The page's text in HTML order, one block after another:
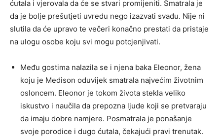
ćutala i vjerovala da će se stvari promijeniti. Smatrala je
da je bolje prešutjeti uvredu nego izazvati svađu. Nije ni
slutila da će upravo te večeri konačno prestati da pristaje
na ulogu osobe koju svi mogu potcjenjivati.
Među gostima nalazila se i njena baka Eleonor, žena
koju je Medison oduvijek smatrala najvećim životnim
osloncem. Eleonor je tokom života stekla veliko
iskustvo i naučila da prepozna ljude koji se pretvaraju
da imaju dobre namjere. Posmatrala je ponašanje
svoje porodice i dugo ćutala, čekajući pravi trenutak.